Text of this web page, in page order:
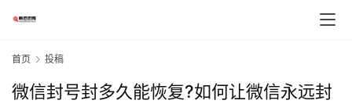
首页 投稿
微信封号封多久能恢复?如何让微信永远封